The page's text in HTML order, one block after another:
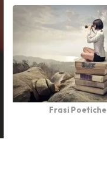
Frasi Poetiche